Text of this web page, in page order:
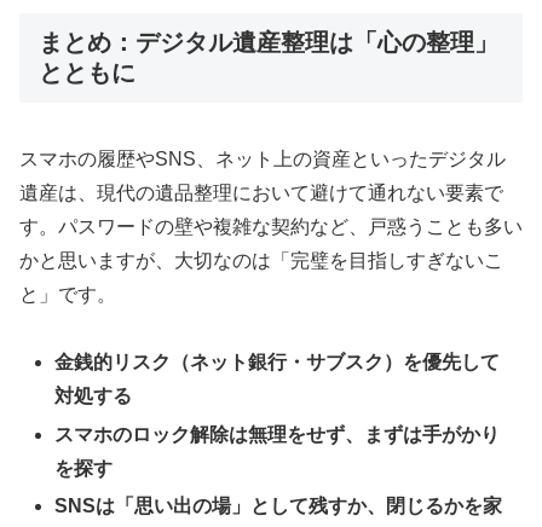
まとめ：デジタル遺産整理は「心の整理」
とともに
スマホの履歴やSNS、ネット上の資産といったデジタル
遺産は、現代の遺品整理において避けて通れない要素で
す。パスワードの壁や複雑な契約など、戸惑うことも多い
かと思いますが、大切なのは「完璧を目指しすぎないこ
と」です。
金銭的リスク（ネット銀行・サブスク）を優先して
対処する
スマホのロック解除は無理をせず、まずは手がかり
を探す
SNSは「思い出の場」として残すか、閉じるかを家